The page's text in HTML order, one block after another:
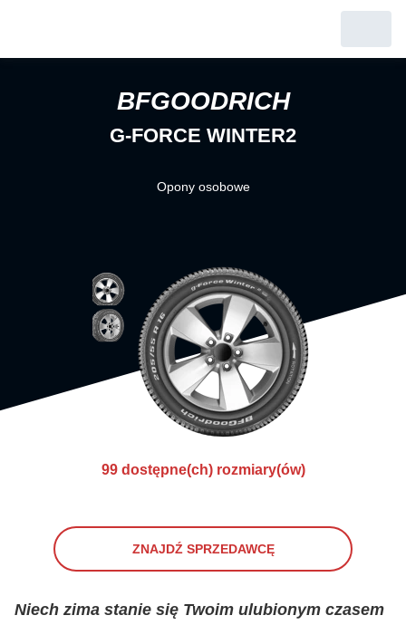
BFGOODRICH
G-FORCE WINTER2
Opony osobowe
99 dostępne(ch) rozmiary(ów)
ZNAJDŹ SPRZEDAWCĘ
Niech zima stanie się Twoim ulubionym czasem